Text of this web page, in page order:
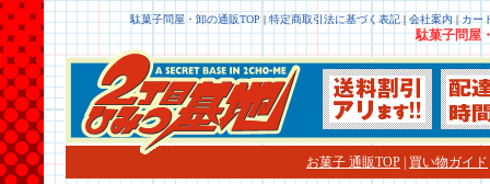
駄菓子問屋・卸の通販TOP | 特定商取引法に基づく表記 | 会社案内 | カー
駄菓子問屋
お菓子 通販TOP 買い物ガイド